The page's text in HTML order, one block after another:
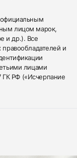
официальным
лицом марок,
и др.). Все
и
лицами
ГК РФ («Исчерпание